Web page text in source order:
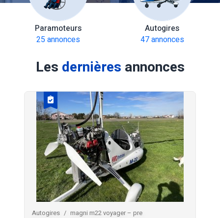
Paramoteurs
25 annonces
Autogires
47 annonces
Les dernières annonces
Autogires magni m22 voyager – pre